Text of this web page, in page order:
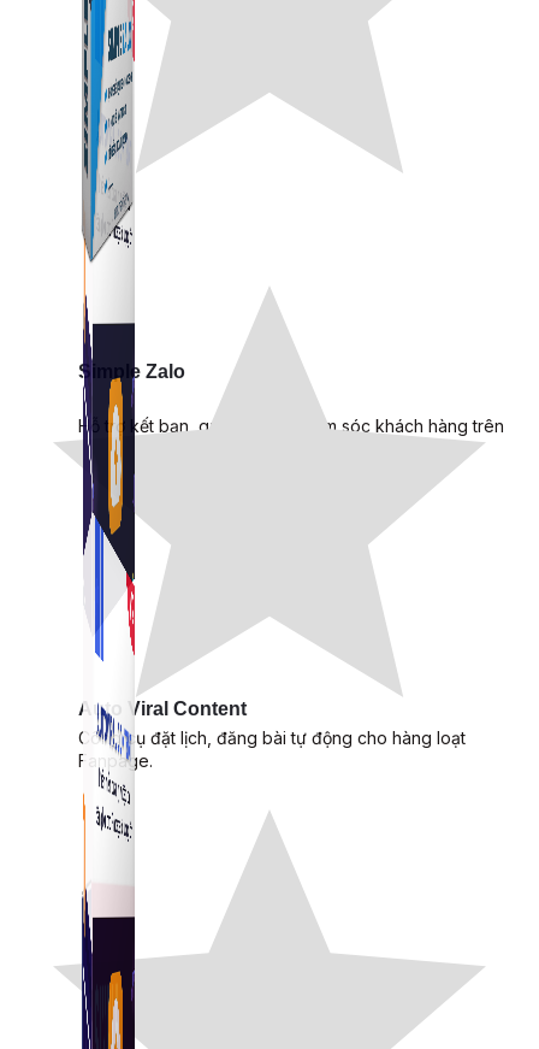
Auto Viral Content
Công cụ đặt lịch, đăng bài tự động cho hàng loạt
Fanpage.
Simple Zalo
Hỗ trợ kết bạn, gửi tin nhắn chăm sóc khách hàng trên
Zalo.